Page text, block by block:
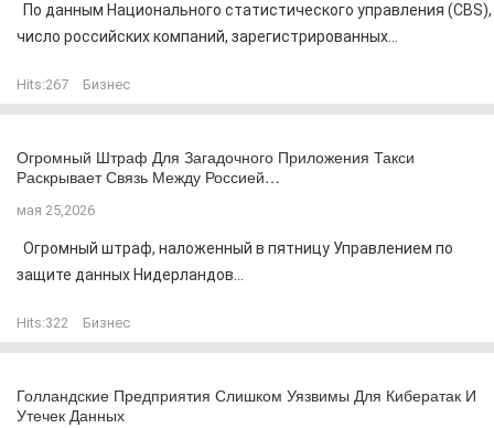
По данным Национального статистического управления (CBS),
число российских компаний, зарегистрированных...
Hits:267 Бизнес
Огромный Штраф Для Загадочного Приложения Такси
Раскрывает Связь Между Россией…
мая 25,2026
Огромный штраф, наложенный в пятницу Управлением по
защите данных Нидерландов...
Hits:322 Бизнес
Голландские Предприятия Слишком Уязвимы Для Кибератак И
Утечек Данных